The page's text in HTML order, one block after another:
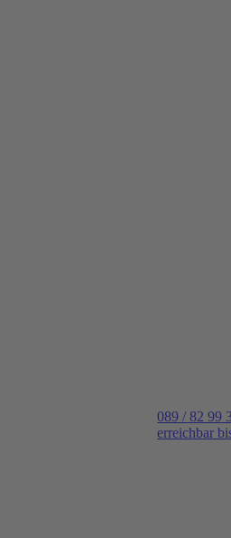
089 / 82 99
erreichbar